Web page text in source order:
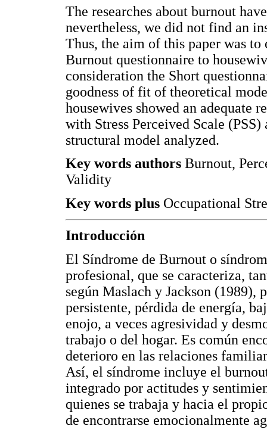
The researches about burnout
nevertheless, we did not find an
Thus, the aim of this paper was
Burnout questionnaire to
consideration the Short
goodness of fit of theoretical
housewives showed an
with Stress Perceived Scale
structural model analyzed.
Key words authors Burnout,
Validity
Key words plus Occupational
Introducción
El Síndrome de Burnout o
profesional, que se caracteriza,
según Maslach y Jackson (1989),
persistente, pérdida de energía,
enojo, a veces agresividad y
trabajo o del hogar. Es común
deterioro en las relaciones
Así, el síndrome incluye el
integrado por actitudes y
quienes se trabaja y hacia el
de encontrarse emocionalmente